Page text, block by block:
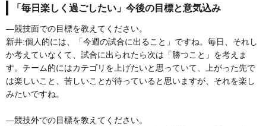
「毎日楽しく過ごしたい」今後の目標と意気込み
―競技面での目標を教えてください。
新井:個人的には、「今週の試合に出ること」ですね。毎日、それし
か考えていなくて、試合に出られたら次は「勝つこと」を考えま
す。チーム的にはカテゴリを上げたいと思っていて、上がった先で
は楽しいこと、苦しいことが待っていると思いますが、それを楽し
みたいですね。
―競技外での目標を教えてください。